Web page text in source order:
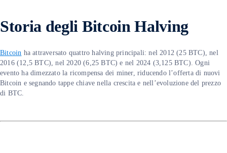
Storia degli Bitcoin Halving
Bitcoin ha attraversato quattro halving principali: nel 2012 (25 BTC), nel
2016 (12,5 BTC), nel 2020 (6,25 BTC) e nel 2024 (3,125 BTC). Ogni
evento ha dimezzato la ricompensa dei miner, riducendo l’offerta di nuovi
Bitcoin e segnando tappe chiave nella crescita e nell’evoluzione del prezzo
di BTC.